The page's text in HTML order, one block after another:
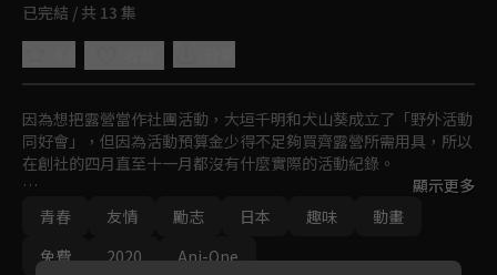
已完結 / 共 13 集
因為想把露營當作社團活動，大垣千明和犬山葵成立了「野外活動
同好會」，但因為活動預算金少得不足夠買齊露營所需用具，所以
在創社的四月直至十一月都沒有什麼實際的活動紀錄。
後來在新社員各務原撫子加入後，「野外活動同好會」終於開始了
像樣的社團活動。
顯示更多
青春
友情 勵志 日本 趣味
動畫
免費
2020 Ani-One